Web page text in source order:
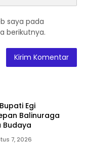
saya pada
berikutnya.
Egi
Balinuraga
Budaya
7, 2026